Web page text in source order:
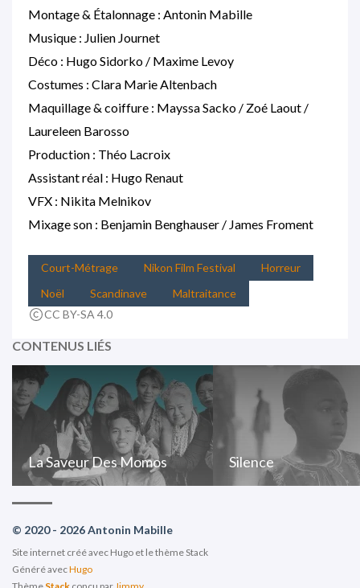
Montage & Étalonnage : Antonin Mabille
Musique : Julien Journet
Déco : Hugo Sidorko / Maxime Levoy
Costumes : Clara Marie Altenbach
Maquillage & coiffure : Mayssa Sacko / Zoé Laout /
Laureleen Barosso
Production : Théo Lacroix
Assistant réal : Hugo Renaut
VFX : Nikita Melnikov
Mixage son : Benjamin Benghauser / James Froment
Court-Métrage Nikon Film Festival
Horreur
Noël
Scandinave
Maltraitance
CC BY-SA 4.0
CONTENUS LIÉS
La Saveur Des Momos Silence
© 2020 - 2026 Antonin Mabille
Site internet créé avec Hugo et le thème Stack
Généré avecHugo